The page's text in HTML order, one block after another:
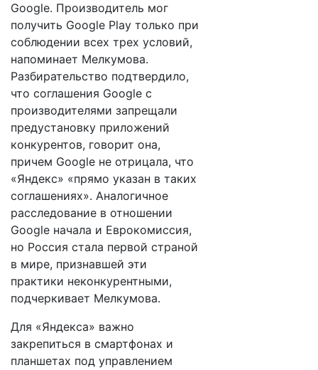
Google. Производитель мог
получить Google Play только при
соблюдении всех трех условий,
напоминает Мелкумова.
Разбирательство подтвердило,
что соглашения Google с
производителями запрещали
предустановку приложений
конкурентов, говорит она,
причем Google не отрицала, что
«Яндекс» «прямо указан в таких
соглашениях». Аналогичное
расследование в отношении
Google начала и Еврокомиссия,
но Россия стала первой страной
в мире, признавшей эти
практики неконкурентными,
подчеркивает Мелкумова.
Для «Яндекса» важно
закрепиться в смартфонах и
планшетах под управлением